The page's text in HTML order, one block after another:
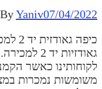
ByYaniv07/04/
כיפה
גאודזיות יד
כאשר
נמכרות במצבן